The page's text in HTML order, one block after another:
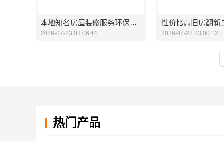
本地知名房屋装修服务环保，嘉兴绿色之家建材科技有限公司
2026-07-23 03:06:44 2026-07-22 23:00:12
热门产品